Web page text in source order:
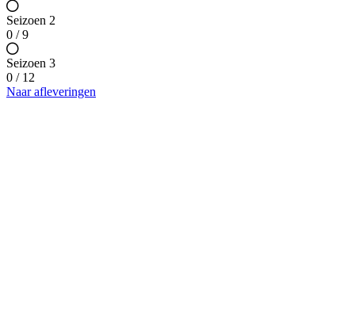
Seizoen 2
0 / 9
Seizoen 3
0 / 12
Naar afleveringen